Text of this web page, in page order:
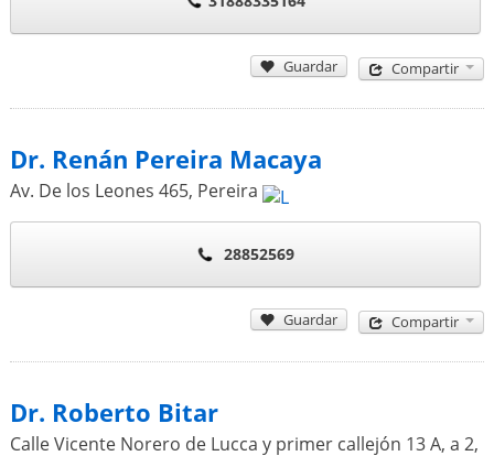
Guardar Compartir
Dr. Renán Pereira Macaya
Av. De los Leones 465, Pereira
28852569
Guardar Compartir
Dr. Roberto Bitar
Calle Vicente Norero de Lucca y primer callejón 13 A, a 2,